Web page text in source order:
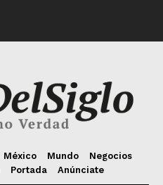
México Mundo
Negocios
Portada Anúnciate